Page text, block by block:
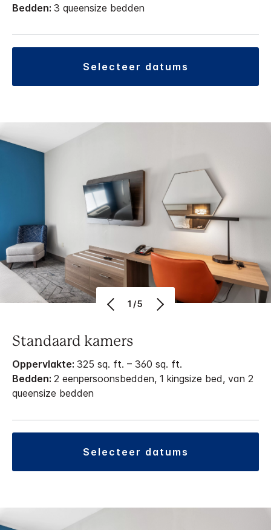
Bedden: 3 queensize bedden
selecteer datums
1/5
Standaard kamers
Oppervlakte: 325 sq. ft. – 360 sq. ft.
Bedden: 2 eenpersoonsbedden, 1 kingsize bed, van 2
queensize bedden
selecteer datums